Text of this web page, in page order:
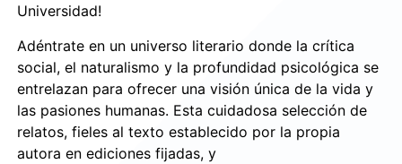
Universidad!
Adéntrate en un universo literario donde la crítica
social, el naturalismo y la profundidad psicológica se
entrelazan para ofrecer una visión única de la vida y
las pasiones humanas. Esta cuidadosa selección de
relatos, fieles al texto establecido por la propia
autora en ediciones fijadas, y